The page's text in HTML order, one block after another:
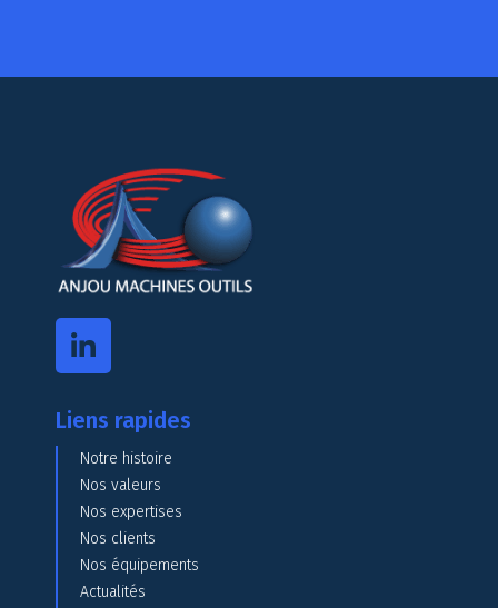
Liens rapides
Notre histoire
Nos valeurs
Nos expertises
Nos clients
Nos équipements
Actualités